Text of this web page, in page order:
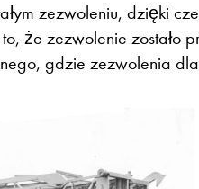
zezwoleniu, dzięki
że zezwolenie zostało
gdzie zezwolenia